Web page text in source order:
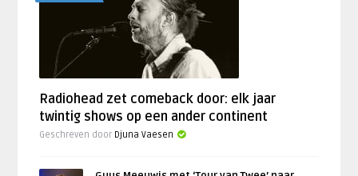
Radiohead zet comeback door: elk jaar
twintig shows op een ander continent
Geschreven door Djuna Vaesen